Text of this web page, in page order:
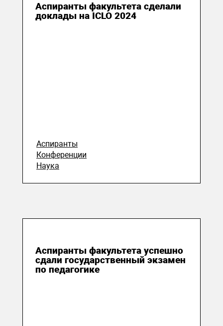
Аспиранты факультета сделали
доклады на ICLO 2024
Аспиранты
Конференции
Наука
Аспиранты факультета успешно
сдали государственный экзамен
по педагогике